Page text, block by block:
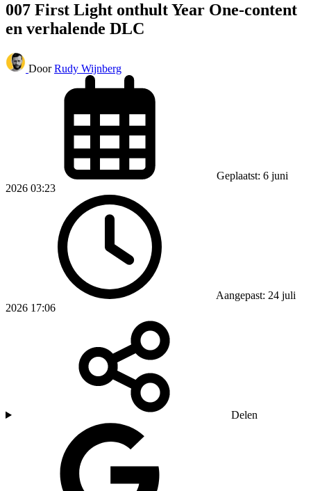
007 First Light onthult Year One-content
en verhalende DLC
Door Rudy Wijnberg
Geplaatst: 6 juni
2026 03:23
Aangepast: 24 juli
2026 17:06
Delen